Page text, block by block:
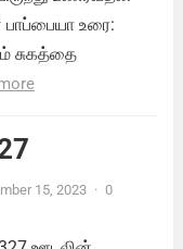
உரை:
சுகத்தை
15, 2023 · 0